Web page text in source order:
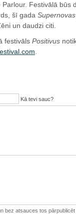
Festivālā būs
šī gada Supernovas
un daudzi citi.
festivāls Positivus
Kā tevi sauc?
atsauces tos